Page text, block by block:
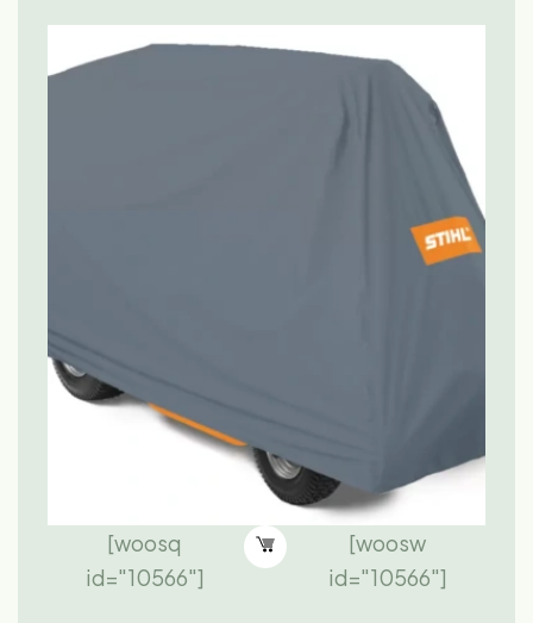
[woosq
id="10566"]
[woosw
id="10566"]